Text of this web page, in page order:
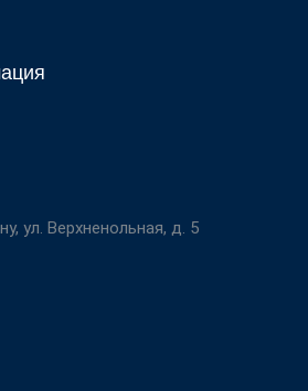
ул. Верхненольная, д. 5